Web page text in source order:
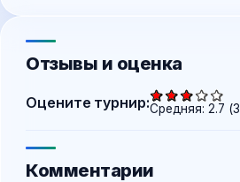
Отзывы и оценка
Оцените турнир:Средняя: 2.7 (3
Комментарии